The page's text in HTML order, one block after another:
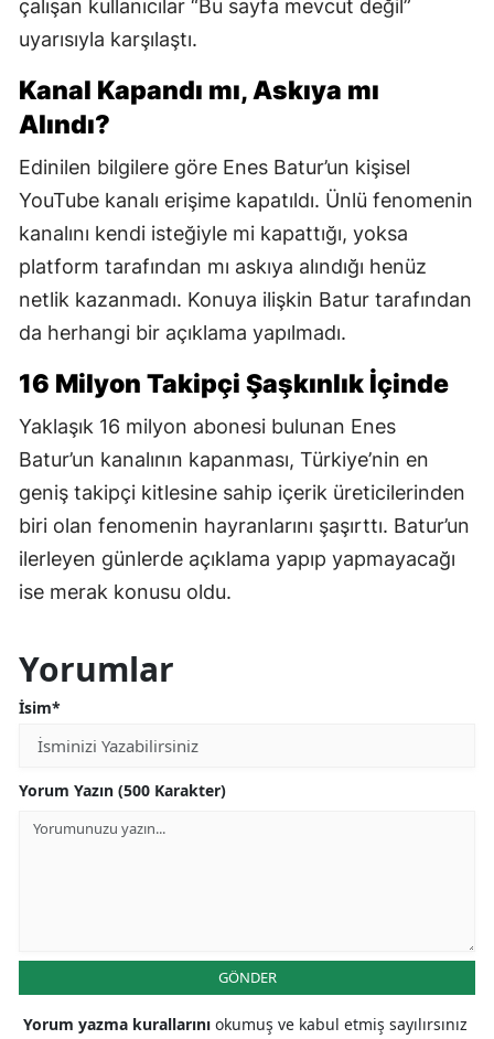
çalışan kullanıcılar “Bu sayfa mevcut değil”
uyarısıyla karşılaştı.
Kanal Kapandı mı, Askıya mı
Alındı?
Edinilen bilgilere göre Enes Batur’un kişisel
YouTube kanalı erişime kapatıldı. Ünlü fenomenin
kanalını kendi isteğiyle mi kapattığı, yoksa
platform tarafından mı askıya alındığı henüz
netlik kazanmadı. Konuya ilişkin Batur tarafından
da herhangi bir açıklama yapılmadı.
16 Milyon Takipçi Şaşkınlık İçinde
Yaklaşık 16 milyon abonesi bulunan Enes
Batur’un kanalının kapanması, Türkiye’nin en
geniş takipçi kitlesine sahip içerik üreticilerinden
biri olan fenomenin hayranlarını şaşırttı. Batur’un
ilerleyen günlerde açıklama yapıp yapmayacağı
ise merak konusu oldu.
Yorumlar
İsim*
Yorum Yazın (500 Karakter)
GÖNDER
Yorum yazma kurallarını okumuş ve kabul etmiş sayılırsınız